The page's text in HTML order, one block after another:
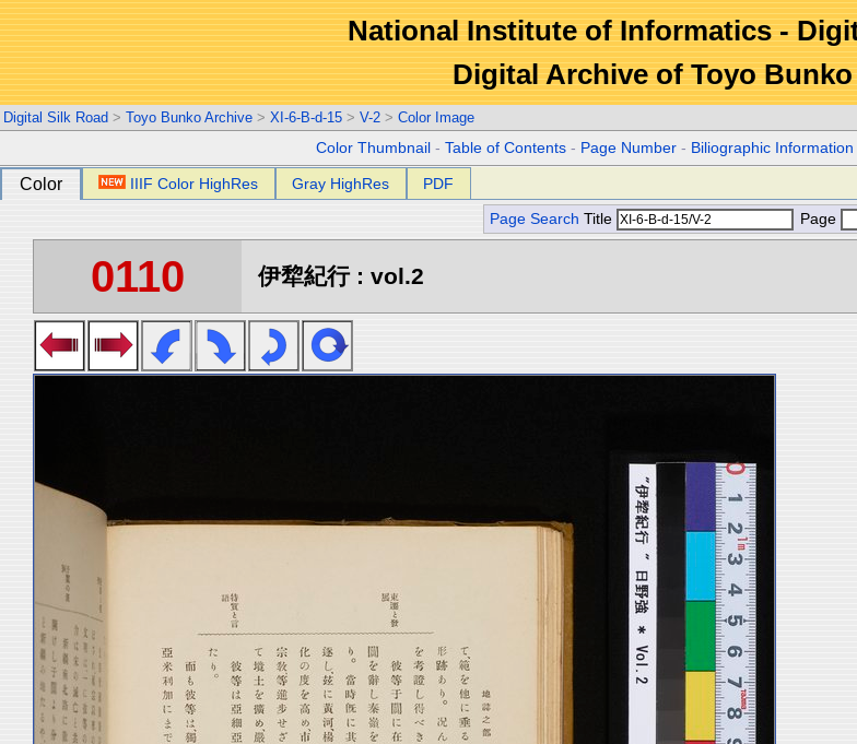
National Institute of Informatics -
Digital Archive of Toyo
Digital Silk Road > Toyo Bunko Archive > XI-6-B-d-15 > V-2 > Color Image
Color Thumbnail -Table of Contents - Page Number - Biliographic
Color IIIF Color HighRes Gray HighRes PDF
Page Search Title Page
0110 伊犂紀行 : vol.2